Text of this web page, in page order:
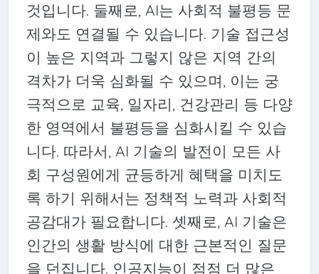
것입니다. 둘째로, AI는 사회적 불평등 문
제와도 연결될 수 있습니다. 기술 접근성
이 높은 지역과 그렇지 않은 지역 간의
격차가 더욱 심화될 수 있으며, 이는 궁
극적으로 교육, 일자리, 건강관리 등 다양
한 영역에서 불평등을 심화시킬 수 있습
니다. 따라서, AI 기술의 발전이 모든 사
회 구성원에게 균등하게 혜택을 미치도
록 하기 위해서는 정책적 노력과 사회적
공감대가 필요합니다. 셋째로, AI 기술은
인간의 생활 방식에 대한 근본적인 질문
을 던집니다. 인공지능이 점점 더 많은